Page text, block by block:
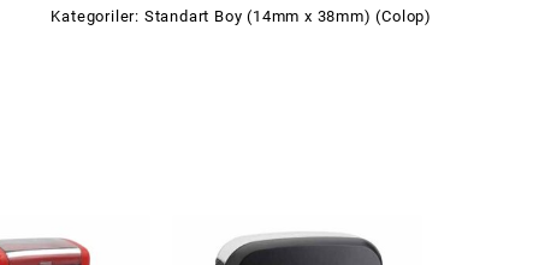
Kategoriler: Standart Boy (14mm x 38mm) (Colop)